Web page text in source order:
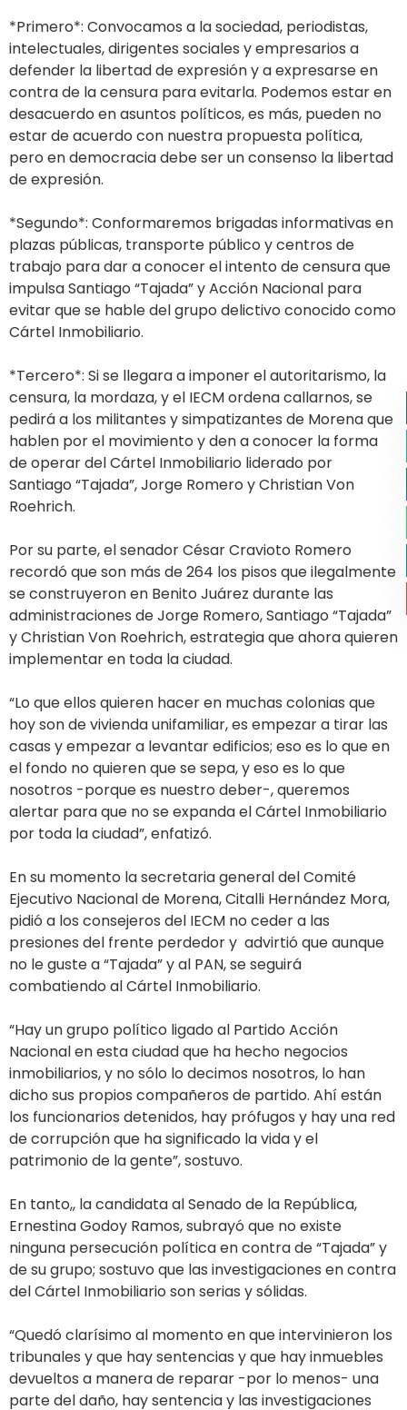
*Primero*: Convocamos a la sociedad, periodistas,
intelectuales, dirigentes sociales y empresarios a
defender la libertad de expresión y a expresarse en
contra de la censura para evitarla. Podemos estar en
desacuerdo en asuntos políticos, es más, pueden no
estar de acuerdo con nuestra propuesta política,
pero en democracia debe ser un consenso la libertad
de expresión.
*Segundo*: Conformaremos brigadas informativas en
plazas públicas, transporte público y centros de
trabajo para dar a conocer el intento de censura que
impulsa Santiago “Tajada” y Acción Nacional para
evitar que se hable del grupo delictivo conocido como
Cártel Inmobiliario.
*Tercero*: Si se llegara a imponer el autoritarismo, la
censura, la mordaza, y el IECM ordena callarnos, se
pedirá a los militantes y simpatizantes de Morena que
hablen por el movimiento y den a conocer la forma
de operar del Cártel Inmobiliario liderado por
Santiago “Tajada”, Jorge Romero y Christian Von
Roehrich.
Por su parte, el senador César Cravioto Romero
recordó que son más de 264 los pisos que ilegalmente
se construyeron en Benito Juárez durante las
administraciones de Jorge Romero, Santiago “Tajada”
y Christian Von Roehrich, estrategia que ahora quieren
implementar en toda la ciudad.
“Lo que ellos quieren hacer en muchas colonias que
hoy son de vivienda unifamiliar, es empezar a tirar las
casas y empezar a levantar edificios; eso es lo que en
el fondo no quieren que se sepa, y eso es lo que
nosotros -porque es nuestro deber-, queremos
alertar para que no se expanda el Cártel Inmobiliario
por toda la ciudad”, enfatizó.
En su momento la secretaria general del Comité
Ejecutivo Nacional de Morena, Citalli Hernández Mora,
pidió a los consejeros del IECM no ceder a las
presiones del frente perdedor y advirtió que aunque
no le guste a “Tajada” y al PAN, se seguirá
combatiendo al Cártel Inmobiliario.
“Hay un grupo político ligado al Partido Acción
Nacional en esta ciudad que ha hecho negocios
inmobiliarios, y no sólo lo decimos nosotros, lo han
dicho sus propios compañeros de partido. Ahí están
los funcionarios detenidos, hay prófugos y hay una red
de corrupción que ha significado la vida y el
patrimonio de la gente”, sostuvo.
En tanto,, la candidata al Senado de la República,
Ernestina Godoy Ramos, subrayó que no existe
ninguna persecución política en contra de “Tajada” y
de su grupo; sostuvo que las investigaciones en contra
del Cártel Inmobiliario son serias y sólidas.
“Quedó clarísimo al momento en que intervinieron los
tribunales y que hay sentencias y que hay inmuebles
devueltos a manera de reparar -por lo menos- una
parte del daño, hay sentencia y las investigaciones